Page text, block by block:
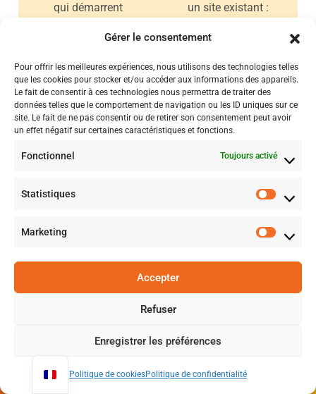
Gérer le consentement
Pour offrir les meilleures expériences, nous utilisons des technologies telles
que les cookies pour stocker et/ou accéder aux informations des appareils.
Le fait de consentir à ces technologies nous permettra de traiter des
données telles que le comportement de navigation ou les ID uniques sur ce
site. Le fait de ne pas consentir ou de retirer son consentement peut avoir
un effet négatif sur certaines caractéristiques et fonctions.
Fonctionnel Toujours activé
Statistiques
Marketing
Accepter
Refuser
Enregistrer les préférences
Politique de cookiesPolitique de confidentialité
qui démarrent
sans site
un site existant :
visibilité,
Dans les deux cas, l’objectif reste le même :
un site clair, crédible et adapté à votre réalité
site “pour faire comme les autres”.
doit être pensé pour des visiteurs réels ?”
lisez notre article
Votre site web est invisible ?
Faire le
point sur
Faire Analyser